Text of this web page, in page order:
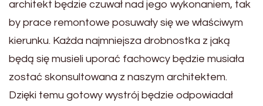
architekt będzie czuwał nad jego wykonaniem, tak
by prace remontowe posuwały się we właściwym
kierunku. Każda najmniejsza drobnostka z jaką
będą się musieli uporać fachowcy będzie musiała
zostać skonsultowana z naszym architektem.
Dzięki temu gotowy wystrój będzie odpowiadał